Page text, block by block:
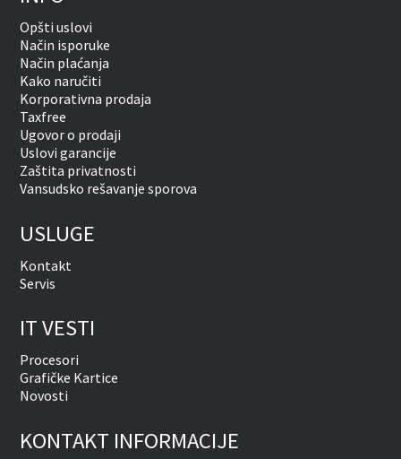
Opšti uslovi
Način isporuke
Način plaćanja
Kako naručiti
Korporativna prodaja
Taxfree
Ugovor o prodaji
Uslovi garancije
Zaštita privatnosti
Vansudsko rešavanje sporova
USLUGE
Kontakt
Servis
IT VESTI
Procesori
Grafičke Kartice
Novosti
KONTAKT INFORMACIJE